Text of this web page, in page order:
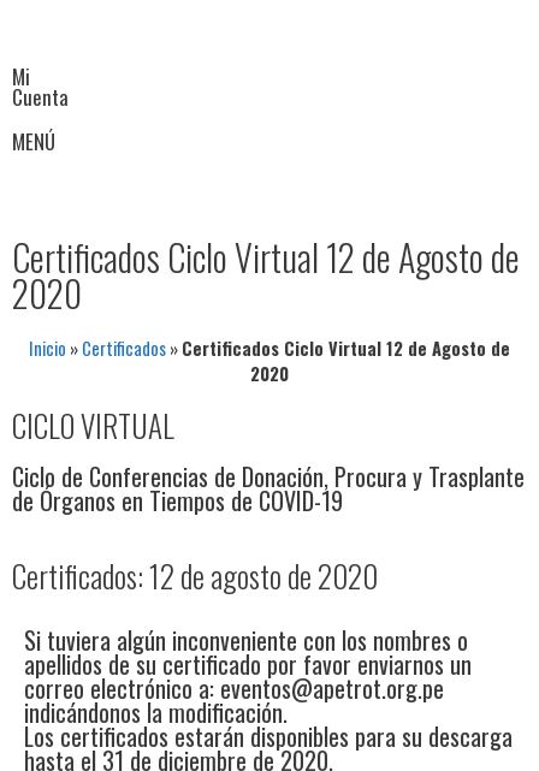
Mi
Cuenta
MENÚ
Certificados Ciclo Virtual 12 de Agosto de
2020
Inicio »Certificados»Certificados Ciclo Virtual 12 de Agosto de
2020
CICLO VIRTUAL
Ciclo de Conferencias de Donación, Procura y Trasplante
de Órganos en Tiempos de COVID-19
Certificados: 12 de agosto de 2020
Si tuviera algún inconveniente con los nombres o
apellidos de su certificado por favor enviarnos un
correo electrónico a: eventos@apetrot.org.pe
indicándonos la modificación.
Los certificados estarán disponibles para su descarga
hasta el 31 de diciembre de 2020.